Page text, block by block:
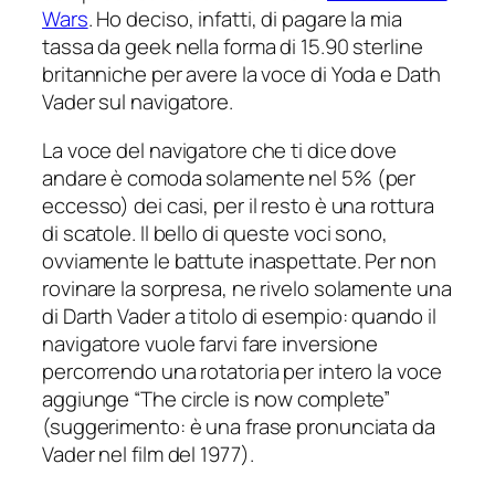
Wars. Ho deciso, infatti, di pagare la mia
tassa da geek nella forma di 15.90 sterline
britanniche per avere la voce di Yoda e Dath
Vader sul navigatore.
La voce del navigatore che ti dice dove
andare è comoda solamente nel 5% (per
eccesso) dei casi, per il resto è una rottura
di scatole. Il bello di queste voci sono,
ovviamente le battute inaspettate. Per non
rovinare la sorpresa, ne rivelo solamente una
di Darth Vader a titolo di esempio: quando il
navigatore vuole farvi fare inversione
percorrendo una rotatoria per intero la voce
aggiunge “The circle is now complete”
(suggerimento: è una frase pronunciata da
Vader nel film del 1977).